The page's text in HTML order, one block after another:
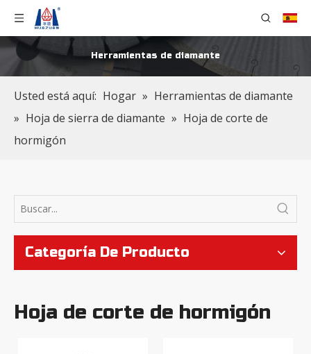
Herramientas de diamante
Usted está aquí: Hogar » Herramientas de diamante
» Hoja de sierra de diamante » Hoja de corte de
hormigón
Categoría De Producto
Hoja de corte de hormigón